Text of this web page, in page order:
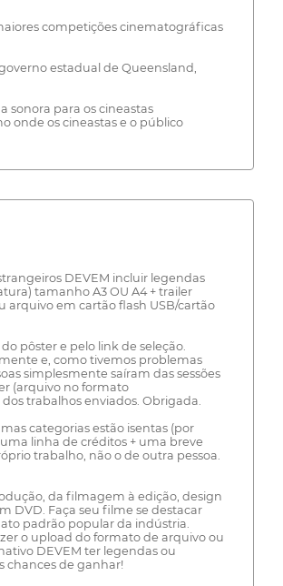
competições cinematográficas
estadual de Queensland,
sonora para os cineastas
onde os cineastas e o público
DEVEM incluir legendas
tamanho A3 OU A4 + trailer
arquivo em cartão flash USB/cartão
pôster e pelo link de seleção.
e, como tivemos problemas
simplesmente saíram das sessões
(arquivo no formato
trabalhos enviados. Obrigada.
categorias estão isentas (por
linha de créditos + uma breve
trabalho, não o de outra pessoa.
da filmagem à edição, design
DVD. Faça seu filme se destacar
padrão popular da indústria.
o upload do formato de arquivo ou
DEVEM ter legendas ou
chances de ganhar!